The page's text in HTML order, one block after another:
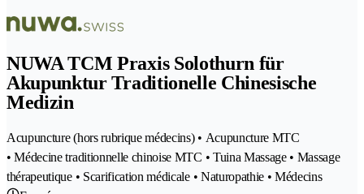
NUWA TCM Praxis Solothurn für
Akupunktur Traditionelle Chinesische
Medizin
Acupuncture (hors rubrique médecins) • Acupuncture MTC
• Médecine traditionnelle chinoise MTC • Tuina Massage • Massage
thérapeutique • Scarification médicale • Naturopathie • Médecins